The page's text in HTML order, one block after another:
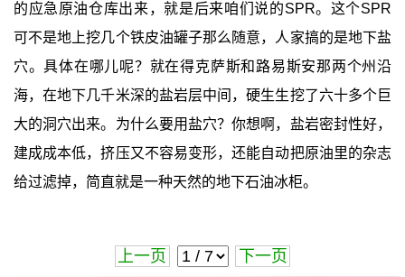
的应急原油仓库出来，就是后来咱们说的SPR。这个SPR
可不是地上挖几个铁皮油罐子那么随意，人家搞的是地下盐
穴。具体在哪儿呢？就在得克萨斯和路易斯安那两个州沿
海，在地下几千米深的盐岩层中间，硬生生挖了六十多个巨
大的洞穴出来。为什么要用盐穴？你想啊，盐岩密封性好，
建成成本低，挤压又不容易变形，还能自动把原油里的杂志
给过滤掉，简直就是一种天然的地下石油冰柜。
上一页 下一页